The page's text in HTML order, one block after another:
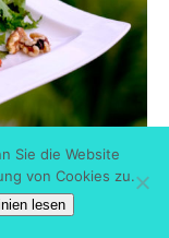
Sie die Website
von Cookies zu.
lesen